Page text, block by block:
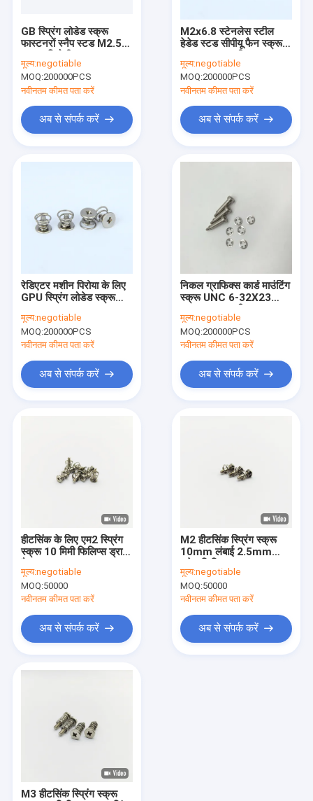
हमारे बारे में
समाचार
मामले
स्टेनलेस स्टील सुरक्षा पेंच
स्टेनलेस स्टील मशीन स्क्रू
GB स्प्रिंग लोडेड स्क्रू
फास्टनरों स्नैप स्टड M2.5
मूल्य:negotiable
MOQ:200000PCS
नवीनतम कीमत पता करें
अब से संपर्क करें
M2x6.8 स्टेनलेस स्टील
हेडेड स्टड सीपीयू फैन स्क्रू
मूल्य:negotiable
MOQ:200000PCS
नवीनतम कीमत पता करें
अब से संपर्क करें
रेडिएटर मशीन पिरोया के लिए
GPU स्प्रिंग लोडेड स्क्रू
मूल्य:negotiable
MOQ:200000PCS
नवीनतम कीमत पता करें
अब से संपर्क करें
निकल ग्राफिक्स कार्ड माउंटिंग
स्क्रू UNC 6-32X23
मूल्य:negotiable
MOQ:200000PCS
नवीनतम कीमत पता करें
अब से संपर्क करें
हीटसिंक के लिए एम2 स्प्रिंग
स्क्रू 10 मिमी फिलिप्स ड्राइव
मूल्य:negotiable
MOQ:50000
नवीनतम कीमत पता करें
अब से संपर्क करें
M2 हीटसिंक स्प्रिंग स्क्रू
10mm लंबाई 2.5mm
मूल्य:negotiable
MOQ:50000
नवीनतम कीमत पता करें
अब से संपर्क करें
M3 हीटसिंक स्प्रिंग स्क्रू